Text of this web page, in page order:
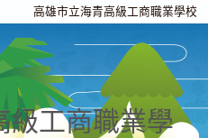
高雄市立海青高級工商職業學校
級工商職業學